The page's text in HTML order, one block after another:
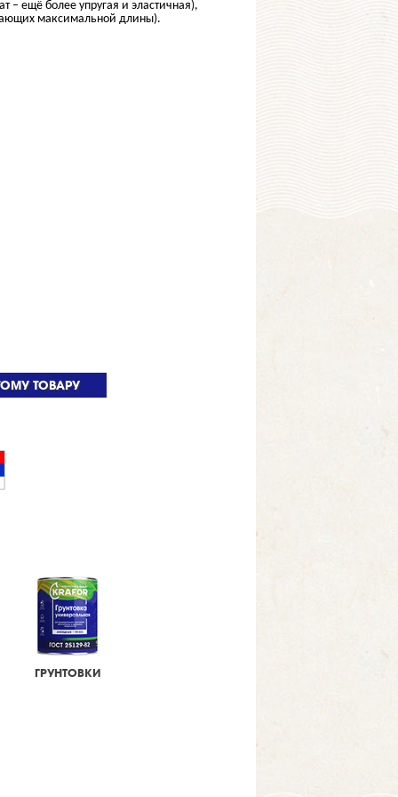
– ещё более упругая и эластичная),
максимальной длины).
ТОВАРУ
ГРУНТОВКИ